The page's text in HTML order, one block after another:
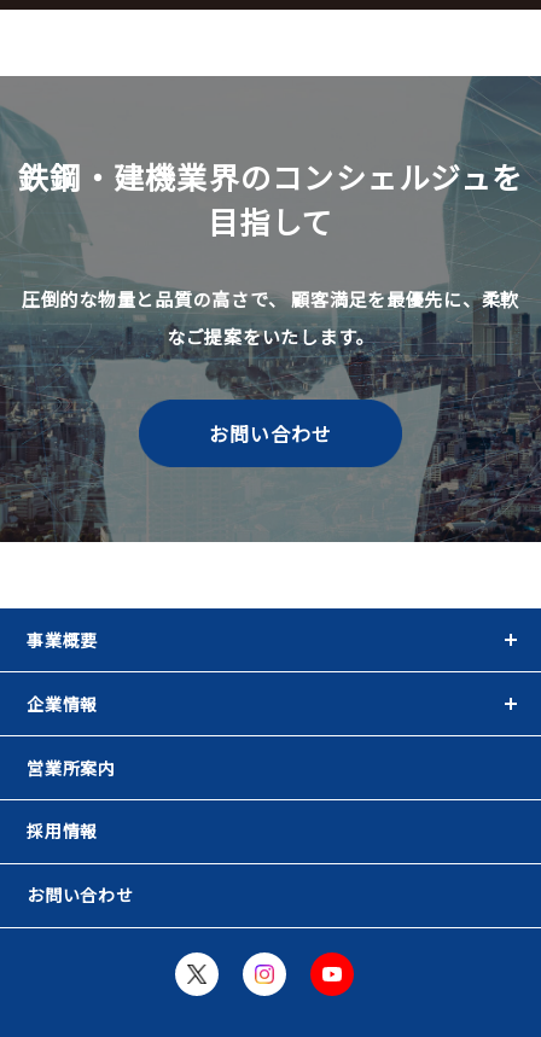
鉄鋼・建機業界のコンシェルジュを
目指して
圧倒的な物量と品質の高さで、顧客満足を最優先に、柔軟
なご提案をいたします。
お問い合わせ
事業概要
企業情報
営業所案内
採用情報
お問い合わせ